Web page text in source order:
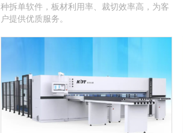
种拆单软件，板材利用率、裁切效率高，为客
户提供优质服务。